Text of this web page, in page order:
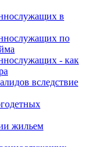
в
по
- как
вследствие
жильем